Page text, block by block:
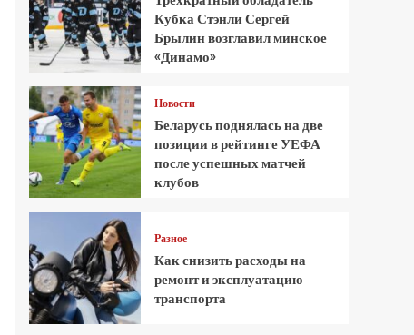
Кубка Стэнли Сергей
Брылин возглавил минское
«Динамо»
Новости
Беларусь поднялась на две
позиции в рейтинге УЕФА
после успешных матчей
клубов
Разное
Как снизить расходы на
ремонт и эксплуатацию
транспорта